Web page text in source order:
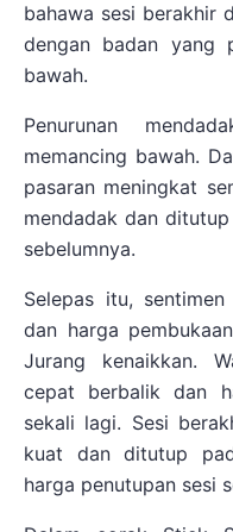
bahawa sesi berakhir
dengan badan yang
bawah.
Penurunan
memancing bawah.
pasaran meningkat
mendadak dan
sebelumnya.
Selepas itu,
dan harga
Jurang kenaikkan.
cepat berbalik dan
sekali lagi. Sesi
kuat dan ditutup
harga penutupan sesi